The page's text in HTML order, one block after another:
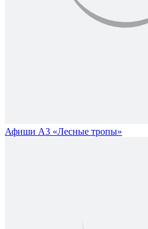
Афиши А3 «Лесные тропы»